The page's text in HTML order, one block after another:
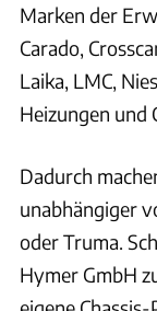
Marken der
Carado,
Laika, LMC,
Heizungen und
Dadurch
unabhängiger
oder Truma.
Hymer GmbH